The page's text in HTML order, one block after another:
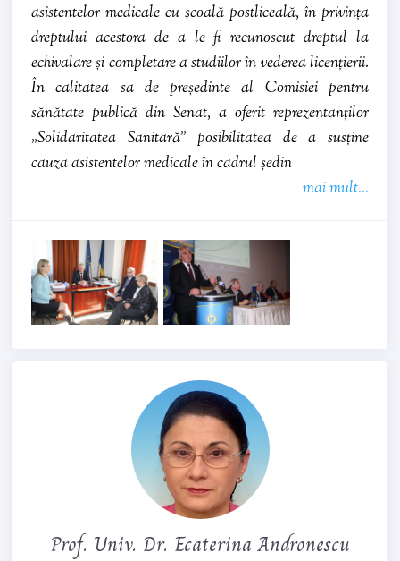
asistentelor medicale cu școală postliceală, în privința
dreptului acestora de a le fi recunoscut dreptul la
echivalare și completare a studiilor în vederea licențierii.
În calitatea sa de președinte al Comisiei pentru
sănătate publică din Senat, a oferit reprezentanților
„Solidaritatea Sanitară” posibilitatea de a susține
cauza asistentelor medicale în cadrul ședin
mai mult...
Prof. Univ. Dr. Ecaterina Andronescu